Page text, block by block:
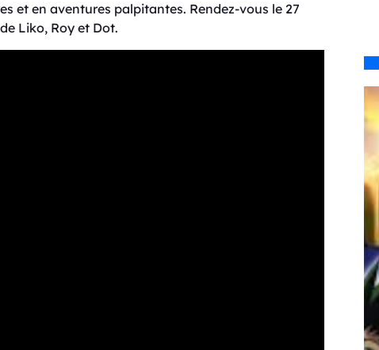
et en aventures palpitantes. Rendez-vous le 27
Liko, Roy et Dot.